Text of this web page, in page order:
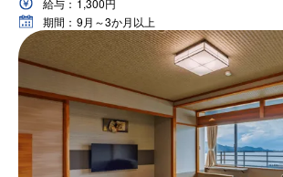
給与： 1,300円
期間： 9月～3か月以上